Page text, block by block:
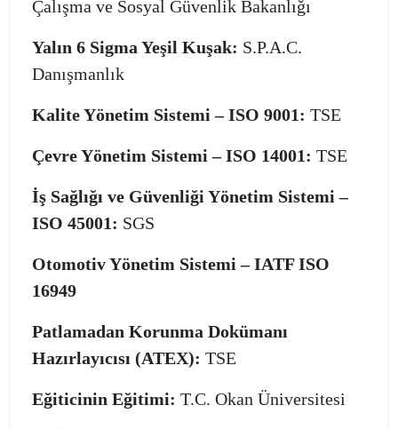
Çalışma ve Sosyal Güvenlik Bakanlığı
Yalın 6 Sigma Yeşil Kuşak: S.P.A.C.
Danışmanlık
Kalite Yönetim Sistemi – ISO 9001: TSE
Çevre Yönetim Sistemi – ISO 14001: TSE
İş Sağlığı ve Güvenliği Yönetim Sistemi –
ISO 45001: SGS
Otomotiv Yönetim Sistemi – IATF ISO
16949
Patlamadan Korunma Dokümanı
Hazırlayıcısı (ATEX): TSE
Eğiticinin Eğitimi: T.C. Okan Üniversitesi